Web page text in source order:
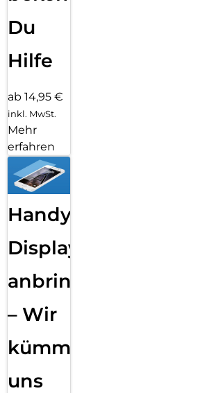
Du
Hilfe
ab 14,95 €
inkl. MwSt.
Mehr
erfahren
Handy
Displayfolie
anbringen
– Wir
kümmern
uns